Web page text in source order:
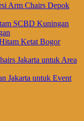
Arm Chairs Depok
SCBD Kuningan
Ketat Bogor
Jakarta untuk Area
Jakarta untuk Event